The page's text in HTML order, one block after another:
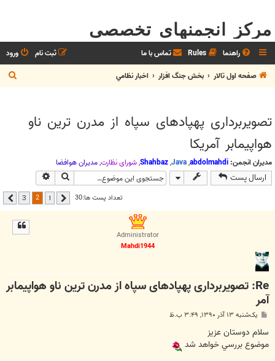
مرکز انجمنهای تخصصی
راهنما Rules تماس با ما ورود
ثبت نام
صفحه اول تالار
بخش جنگ افزار اخبار نظامي
ج
س
تصویربرداری پهپادهای سپاه از مدرن ترین ناو
هواپیمابر آمریکا
مدیران انجمن: abdolmahdi
,
Java
,
Shahbaz
,شوراي نظارت,مديران هوافضا
ارسال پست جستجو
تعداد پست ها:30 قبلی 2
3 بعدی
Administrator
Mahdi1944
Re: تصویربرداری پهپادهای سپاه از مدرن ترین ناو هواپیمابر
آمر
پ
ت
یک‌شنبه ۱۳ آذر ۱۳۹۰, ۳:۴۹ ب.ظ
سلام دوستان عزيز
موضوع بررسي خواهد شد